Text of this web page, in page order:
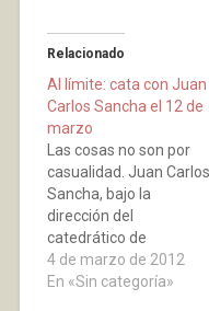
Relacionado
Al límite: cata con Juan
Carlos Sancha el 12 de
marzo
Las cosas no son por
casualidad. Juan Carlos
Sancha, bajo la
dirección del
catedrático de
Viticultura de la
Universidad de La Rioja
4 de marzo de 2012
En «Sin categoría»